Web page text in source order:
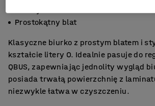
Prostokątny blat
Klasyczne biurko z prostym blatem i
kształcie litery O. Idealnie pasuje do
QBUS, zapewniając jednolity wygląd
posiada trwałą powierzchnię z
niezwykle łatwa w czyszczeniu.